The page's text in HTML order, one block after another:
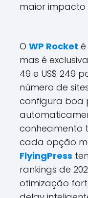
maior impacto
O WP Rocket
mas é
49 e US$ 249
número de
configura boa
conhecimento
cada opção
FlyingPress
rankings de
otimização